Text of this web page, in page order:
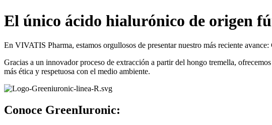
El único ácido hialurónico de origen
En VIVATIS Pharma, estamos orgullosos de presentar nuestro más reciente avance:
Gracias a un innovador proceso de extracción a partir del hongo tremella,
más ética y respetuosa con el medio ambiente.
Conoce GreenIuronic: